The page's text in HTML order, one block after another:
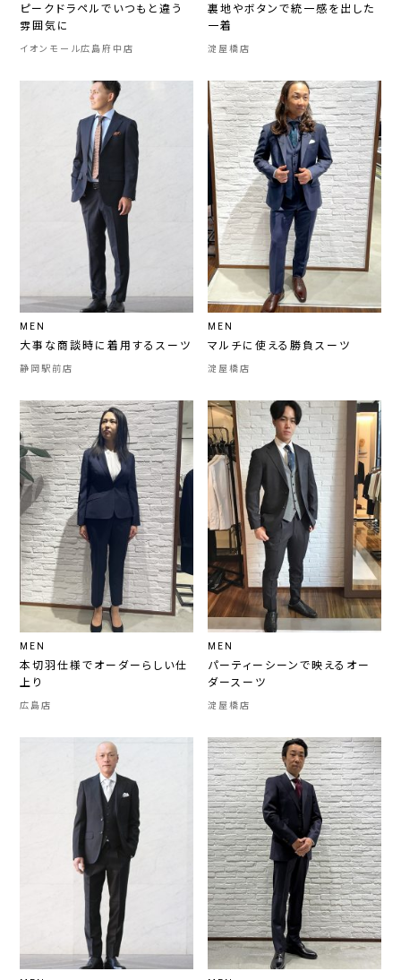
ピークドラペルでいつもと違う
雰囲気に
イオンモール広島府中店
裏地やボタンで統一感を出した
一着
淀屋橋店
MEN
大事な商談時に着用するスーツ
静岡駅前店
MEN
マルチに使える勝負スーツ
淀屋橋店
MEN
本切羽仕様でオーダーらしい仕
上り
広島店
MEN
パーティーシーンで映えるオー
ダースーツ
淀屋橋店